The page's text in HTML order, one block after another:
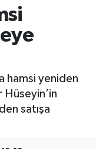
hamsi yeniden
satışa